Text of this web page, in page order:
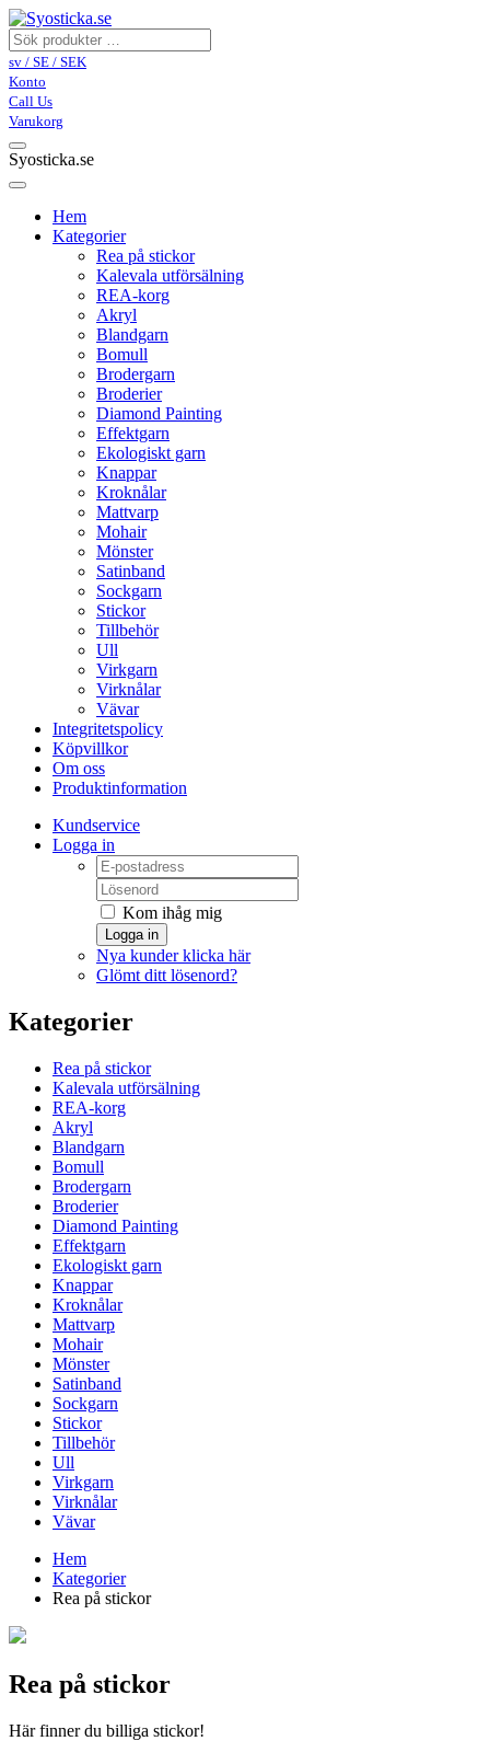
sv / SE / SEK
Konto
Call Us
Varukorg
Syosticka.se
Hem
Kategorier
Rea på stickor
Kalevala utförsälning
REA-korg
Akryl
Blandgarn
Bomull
Brodergarn
Broderier
Diamond Painting
Effektgarn
Ekologiskt garn
Knappar
Kroknålar
Mattvarp
Mohair
Mönster
Satinband
Sockgarn
Stickor
Tillbehör
Ull
Virkgarn
Virknålar
Vävar
Integritetspolicy
Köpvillkor
Om oss
Produktinformation
Kundservice
Logga in
Kom ihåg mig
Logga in
Nya kunder klicka här
Glömt ditt lösenord?
Kategorier
Rea på stickor
Kalevala utförsälning
REA-korg
Akryl
Blandgarn
Bomull
Brodergarn
Broderier
Diamond Painting
Effektgarn
Ekologiskt garn
Knappar
Kroknålar
Mattvarp
Mohair
Mönster
Satinband
Sockgarn
Stickor
Tillbehör
Ull
Virkgarn
Virknålar
Vävar
Hem
Kategorier
Rea på stickor
Rea på stickor
Här finner du billiga stickor!